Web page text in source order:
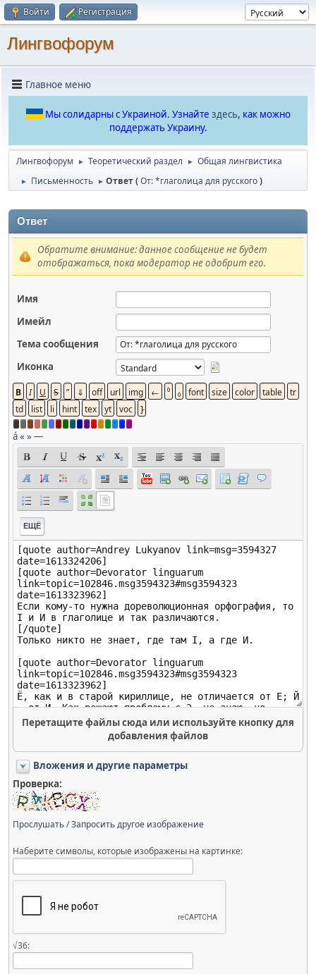
Войти Регистрация
Лингвофорум
Главное меню
Мы солидарны с Украиной. Узнайте здесь, как можно
поддержать Украину.
Лингвофорум ► Теоретический раздел ► Общая лингвистика
► Письменность ► Ответ (От: *глаголица для русского)
Ответ
Обратите внимание: данное сообщение не будет
отображаться, пока модератор не одобрит его.
Имя
Имейл
Тема сообщения
Иконка
á« »—
ЕЩЁ
Перетащите файлы сюда или используйте кнопку для
добавления файлов
Вложения и другие параметры
Проверка:
Прослушать/Запросить другое изображение
Наберите символы, которые изображены на картинке:
√36: